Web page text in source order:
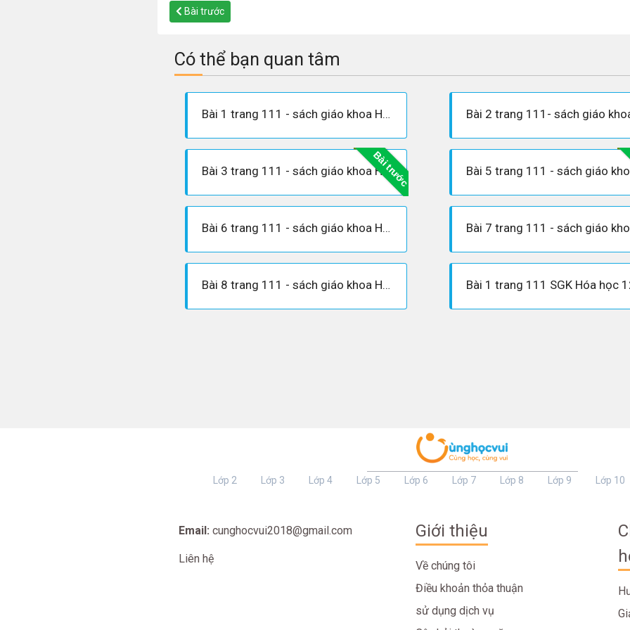
Bài trước
Có thể bạn quan tâm
Bài 1 trang 111 - sách giáo khoa Hóa 12
Bài trước
Bài 3 trang 111 - sách giáo khoa Hóa 12
Bài 6 trang 111 - sách giáo khoa Hóa 12
Bài 8 trang 111 - sách giáo khoa Hóa 12 Bài 1 trang 111 SGK Hóa học
Lớp 2 Lớp 3 Lớp 4 Lớp 5 Lớp 6 Lớp 7 Lớp 8 Lớp 9 Lớp 10
Email: cunghocvui2018@gmail.com
Liên hệ
Giới thiệu
Về chúng tôi
Điều khoản thỏa thuận
sử dụng dịch vụ